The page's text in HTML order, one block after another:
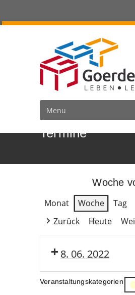
Termine
Woche
Monat
Woche
Tag
Zurück
Heute
8. 06. 2022
Veranstaltungskategorien